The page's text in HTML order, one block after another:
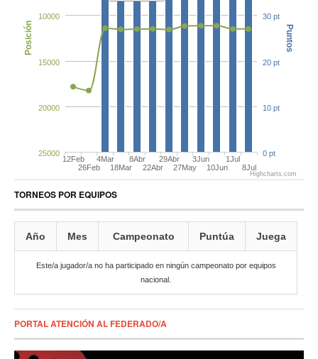
Posición Puntos
12Feb
26Feb
4Mar
18Mar
8Abr
22Abr
29Abr
27May
3Jun
10Jun
1Jul
8Jul
10000
15000
20000
25000 0 pt
10 pt
20 pt
30 pt
Highcharts.com
TORNEOS POR EQUIPOS
Año Mes Campeonato Puntúa Juega
Este/a jugador/a no ha participado en ningún campeonato por equipos
nacional.
PORTAL ATENCIÓN AL FEDERADO/A